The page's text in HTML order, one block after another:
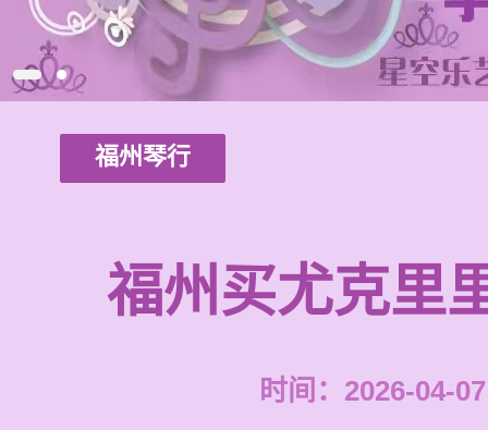
福州琴行
福州买尤克里
时间：2026-04-